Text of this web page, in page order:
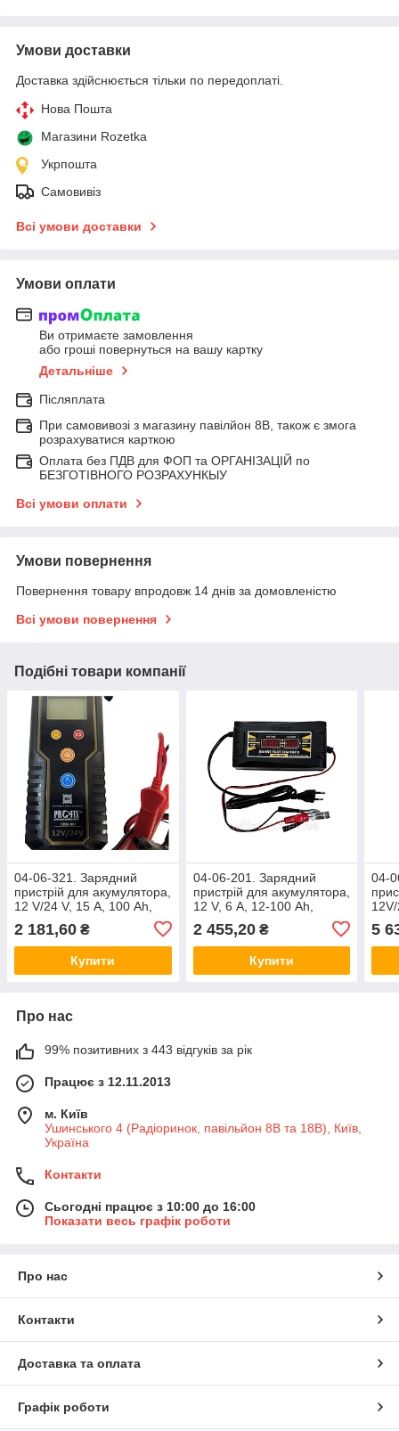
Умови доставки
Доставка здійснюється тільки по передоплаті.
Нова Пошта
Магазини Rozetka
Укрпошта
Самовивіз
Всі умови доставки
Умови оплати
Ви отримаєте замовлення
або гроші повернуться на вашу картку
Детальніше
Післяплата
При самовивозі з магазину павілйон 8В, також є змога
розрахуватися карткою
Оплата без ПДВ для ФОП та ОРГАНІЗАЦІЙ по
БЕЗГОТІВНОГО РОЗРАХУНКЫУ
Всі умови оплати
Умови повернення
Повернення товару впродовж 14 днів за домовленістю
Всі умови повернення
Подібні товари компанії
04-06-321. Зарядний
пристрій для акумулятора,
12 V/24 V, 15 А, 100 Ah,
2 181,60 ₴
Купити
04-06-201. Зарядний
пристрій для акумулятора,
12 V, 6 А, 12-100 Ah,
2 455,20₴
Купити
04-
5
Про нас
99% позитивних з 443 відгуків за рік
Працює з 12.11.2013
м. Київ
Ушинського 4 (Радіоринок, павільйон 8В та 18В), Київ,
Україна
Контакти
Сьогодні працює з 10:00 до 16:00
Показати весь графік роботи
Про нас
Контакти
Доставка та оплата
Графік роботи